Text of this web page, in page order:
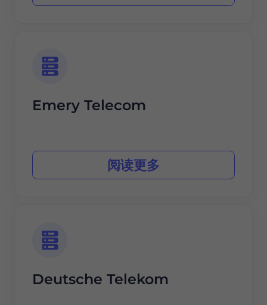
Emery Telecom
阅读更多
Deutsche Telekom